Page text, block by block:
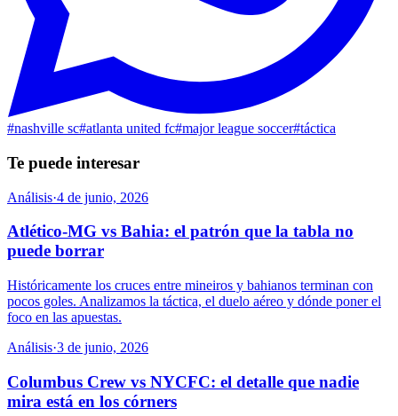
#nashville sc#atlanta united fc#major league soccer#táctica
Te puede interesar
Análisis·4 de junio, 2026
Atlético-MG vs Bahia: el patrón que la tabla no
puede borrar
Históricamente los cruces entre mineiros y bahianos terminan con
pocos goles. Analizamos la táctica, el duelo aéreo y dónde poner el
foco en las apuestas.
Análisis·3 de junio, 2026
Columbus Crew vs NYCFC: el detalle que nadie
mira está en los córners